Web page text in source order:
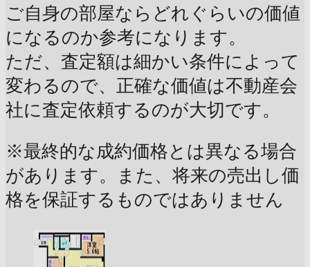
ご自身の部屋ならどれぐらいの価値
になるのか参考になります。
ただ、査定額は細かい条件によって
変わるので、正確な価値は不動産会
社に査定依頼するのが大切です。
※最終的な成約価格とは異なる場合
があります。また、将来の売出し価
格を保証するものではありません